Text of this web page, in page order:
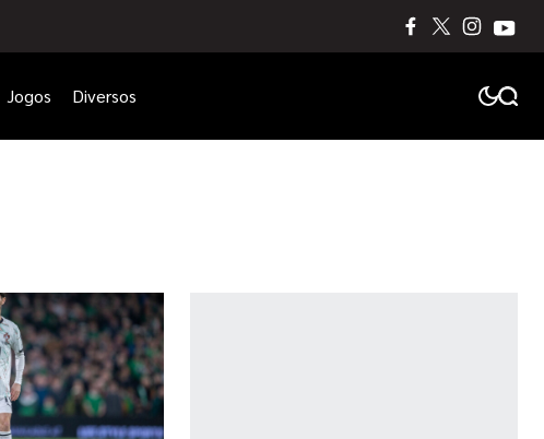
Jogos Diversos